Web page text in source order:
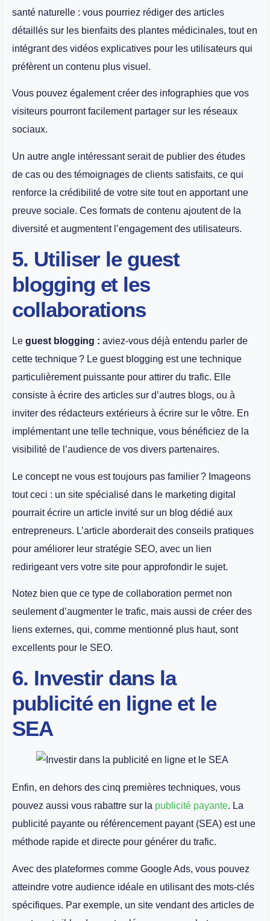
santé naturelle : vous pourriez rédiger des articles
détaillés sur les bienfaits des plantes médicinales, tout en
intégrant des vidéos explicatives pour les utilisateurs qui
préfèrent un contenu plus visuel.
Vous pouvez également créer des infographies que vos
visiteurs pourront facilement partager sur les réseaux
sociaux.
Un autre angle intéressant serait de publier des études
de cas ou des témoignages de clients satisfaits, ce qui
renforce la crédibilité de votre site tout en apportant une
preuve sociale. Ces formats de contenu ajoutent de la
diversité et augmentent l’engagement des utilisateurs.
5. Utiliser le guest
blogging et les
collaborations
Le guest blogging : aviez-vous déjà entendu parler de
cette technique ? Le guest blogging est une technique
particulièrement puissante pour attirer du trafic. Elle
consiste à écrire des articles sur d’autres blogs, ou à
inviter des rédacteurs extérieurs à écrire sur le vôtre. En
implémentant une telle technique, vous bénéficiez de la
visibilité de l’audience de vos divers partenaires.
Le concept ne vous est toujours pas familier ? Imageons
tout ceci : un site spécialisé dans le marketing digital
pourrait écrire un article invité sur un blog dédié aux
entrepreneurs. L’article aborderait des conseils pratiques
pour améliorer leur stratégie SEO, avec un lien
redirigeant vers votre site pour approfondir le sujet.
Notez bien que ce type de collaboration permet non
seulement d’augmenter le trafic, mais aussi de créer des
liens externes, qui, comme mentionné plus haut, sont
excellents pour le SEO.
6. Investir dans la
publicité en ligne et le
SEA
Enfin, en dehors des cinq premières techniques, vous
pouvez aussi vous rabattre sur la publicité payante. La
publicité payante ou référencement payant (SEA) est une
méthode rapide et directe pour générer du trafic.
Avec des plateformes comme Google Ads, vous pouvez
atteindre votre audience idéale en utilisant des mots-clés
spécifiques. Par exemple, un site vendant des articles de